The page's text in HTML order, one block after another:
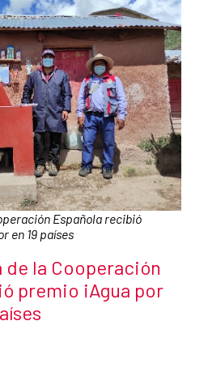
Española recibió
en 19 países
de la Cooperación
premio iAgua por
news item